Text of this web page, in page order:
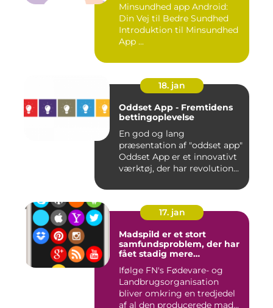
Minsundhed app Android:
Din Vej til Bedre Sundhed
Introduktion til Minsundhed
App ...
18. jan
Oddset App - Fremtidens
bettingoplevelse
En god og lang
præsentation af "oddset app"
Oddset App er et innovativt
værktøj, der har revolution...
17. jan
Madspild er et stort
samfundsproblem, der har
fået stadig mere
seneste år
Ifølge FN's Fødevare- og
Landbrugsorganisation
bliver omkring en tredjedel
af al den producerede mad...